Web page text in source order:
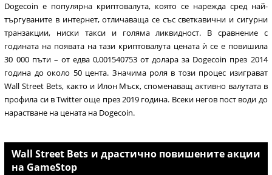
Dogecoin е популярна криптовалута, която се нарежда сред най-
търгуваните в интернет, отличаваща се със светкавични и сигурни
транзакции, ниски такси и голяма ликвидност. В сравнение с
годината на появата на тази криптовалута цената ѝ се е повишила
30 000 пъти – от едва 0,001540753 от долара за Dogecoin през 2014
година до около 50 цента. Значима роля в този процес изиграват
Wall Street Bets, както и Илон Мъск, споменаващ активно валутата в
профила си в Twitter още през 2019 година. Всеки негов пост води до
нарастване на цената на Dogecoin.
Wall Street Bets и драстично повишените акции
на GameStop